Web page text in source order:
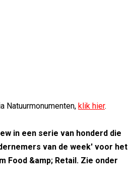
Natuurmonumenten, klik hier.
in een serie van honderd die
van de week' voor het
Food &amp; Retail. Zie onder